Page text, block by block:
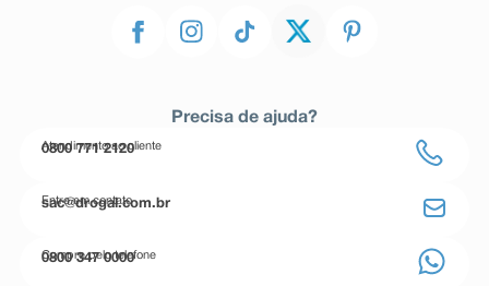
Precisa de ajuda?
Atendimento ao cliente
0800 771 2120
Entre em contato
sac@drogal.com.br
Compre pelo telefone
0800 347 0000